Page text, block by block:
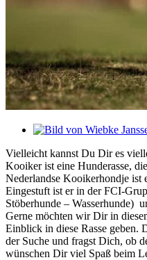
Vielleicht kannst Du Dir es
Kooiker ist eine Hunderasse,
Nederlandse Kooikerhondje ist
Eingestuft ist er in der FCI-
Stöberhunde – Wasserhunde)
Gerne möchten wir Dir in
Einblick in diese Rasse geben.
der Suche und fragst Dich, ob
wünschen Dir viel Spaß beim